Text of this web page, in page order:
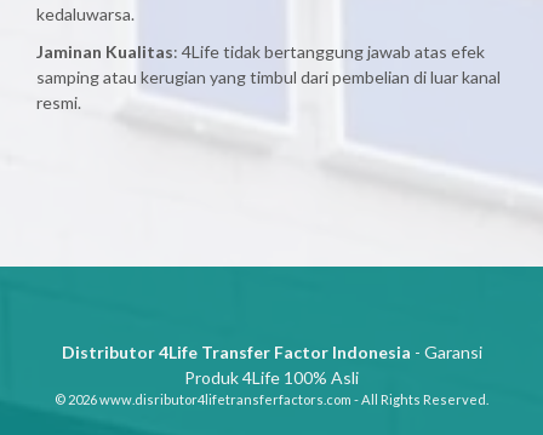
kedaluwarsa.
Jaminan Kualitas: 4Life tidak bertanggung jawab atas efek
samping atau kerugian yang timbul dari pembelian di luar kanal
resmi.
Distributor 4Life Transfer Factor Indonesia - Garansi
Produk 4Life 100% Asli
© 2026 www.disributor4lifetransferfactors.com - All Rights Reserved.